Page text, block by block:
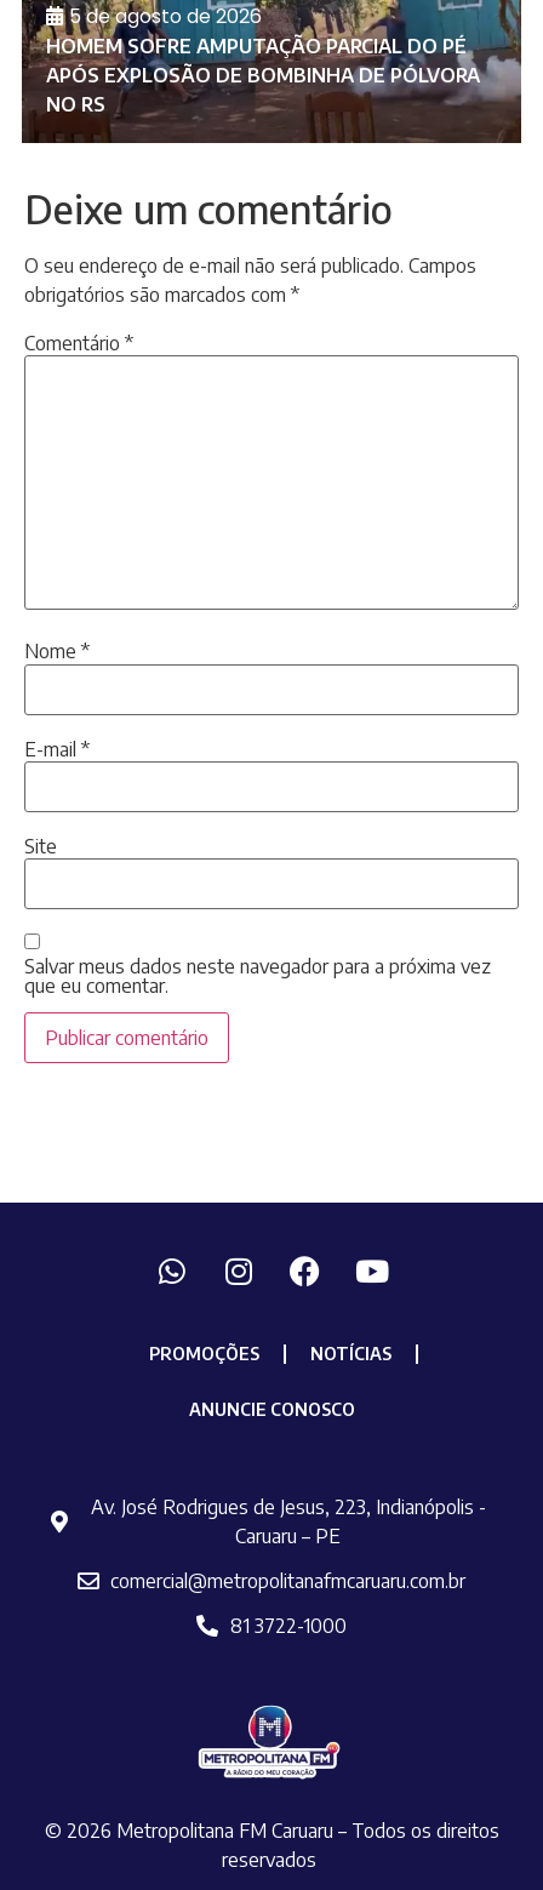
5 de agosto de 2026
HOMEM SOFRE AMPUTAÇÃO PARCIAL DO PÉ
APÓS EXPLOSÃO DE BOMBINHA DE PÓLVORA
NO RS
Deixe um comentário
O seu endereço de e-mail não será publicado. Campos
obrigatórios são marcados com *
Comentário *
Nome *
E-mail *
Site
Salvar meus dados neste navegador para a próxima vez
que eu comentar.
PROMOÇÕES NOTÍCIAS
ANUNCIE CONOSCO
Av. José Rodrigues de Jesus, 223, Indianópolis -
Caruaru – PE
comercial@metropolitanafmcaruaru.com.br
81 3722-1000
© 2026 Metropolitana FM Caruaru – Todos os direitos
reservados